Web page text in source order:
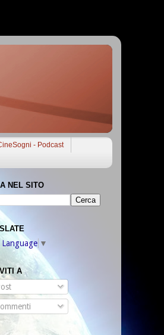
- Podcast
NEL SITO
Language ▼
A